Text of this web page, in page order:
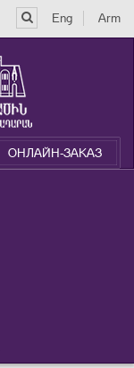
Eng Arm
ОНЛАЙН-ЗАКАЗ